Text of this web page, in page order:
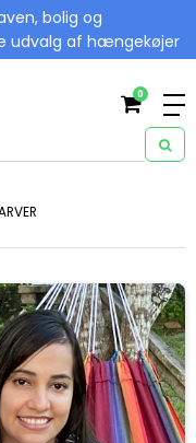
bolig og
udvalg af hængekøjer
0